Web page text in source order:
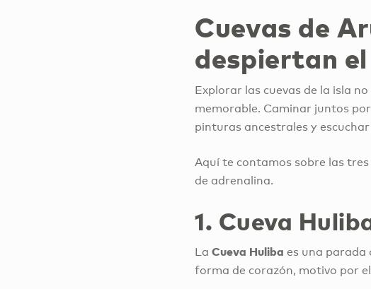
Cuevas de
despiertan
Explorar las cuevas de la isla
memorable. Caminar juntos
pinturas ancestrales y
Aquí te contamos sobre las
de adrenalina.
1. Cueva
LaCueva Huliba es una
forma de corazón, motivo por